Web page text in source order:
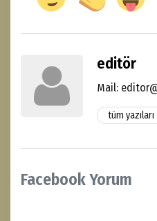
editör
Mail:
tüm yazıları
Facebook Yorum